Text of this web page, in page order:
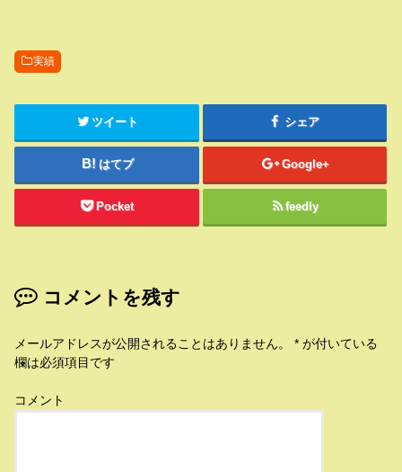
実績
ツイート シェア
はてブ Google+
Pocket feedly
コメントを残す
メールアドレスが公開されることはありません。 * が付いている
欄は必須項目です
コメント